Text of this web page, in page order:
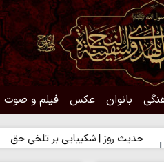
بانوان عکس فیلم و صوت
| شکیبایی بر تلخی حق حدیث